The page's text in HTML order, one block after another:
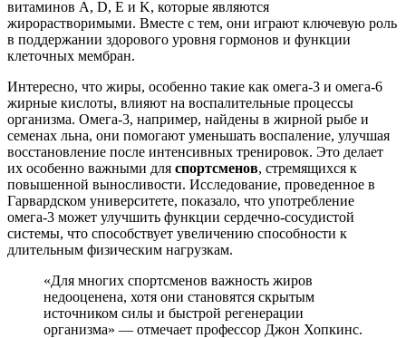
витаминов А, D, E и K, которые являются
жирорастворимыми. Вместе с тем, они играют ключевую роль
в поддержании здорового уровня гормонов и функции
клеточных мембран.
Интересно, что жиры, особенно такие как омега-3 и омега-6
жирные кислоты, влияют на воспалительные процессы
организма. Омега-3, например, найдены в жирной рыбе и
семенах льна, они помогают уменьшать воспаление, улучшая
восстановление после интенсивных тренировок. Это делает
их особенно важными для спортсменов, стремящихся к
повышенной выносливости. Исследование, проведенное в
Гарвардском университете, показало, что употребление
омега-3 может улучшить функции сердечно-сосудистой
системы, что способствует увеличению способности к
длительным физическим нагрузкам.
«Для многих спортсменов важность жиров
недооценена, хотя они становятся скрытым
источником силы и быстрой регенерации
организма» — отмечает профессор Джон Хопкинс.